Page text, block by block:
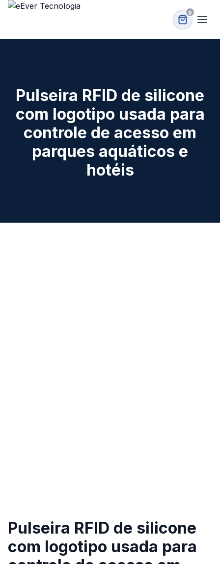
0
Pulseira RFID de silicone
com logotipo usada para
controle de acesso em
parques aquáticos e
hotéis
Pulseira RFID de silicone
com logotipo usada para